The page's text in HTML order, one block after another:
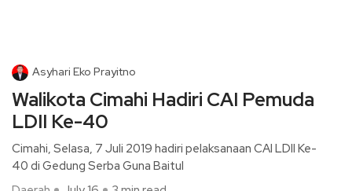
Asyhari Eko Prayitno
Walikota Cimahi Hadiri CAI Pemuda
LDII Ke-40
Cimahi, Selasa, 7 Juli 2019 hadiri pelaksanaan CAI LDII Ke-
40 di Gedung Serba Guna Baitul